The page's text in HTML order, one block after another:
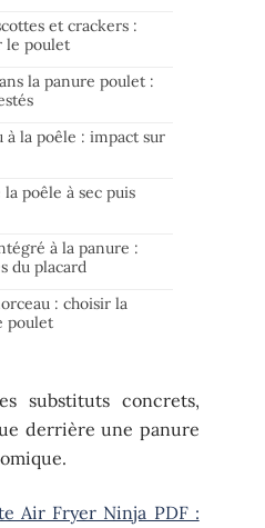
et crackers :
le poulet
la panure poulet :
à la poêle : impact sur
poêle à sec puis
à la panure :
du placard
: choisir la
poulet
substituts concrets,
derrière une panure
Air Fryer Ninja PDF :